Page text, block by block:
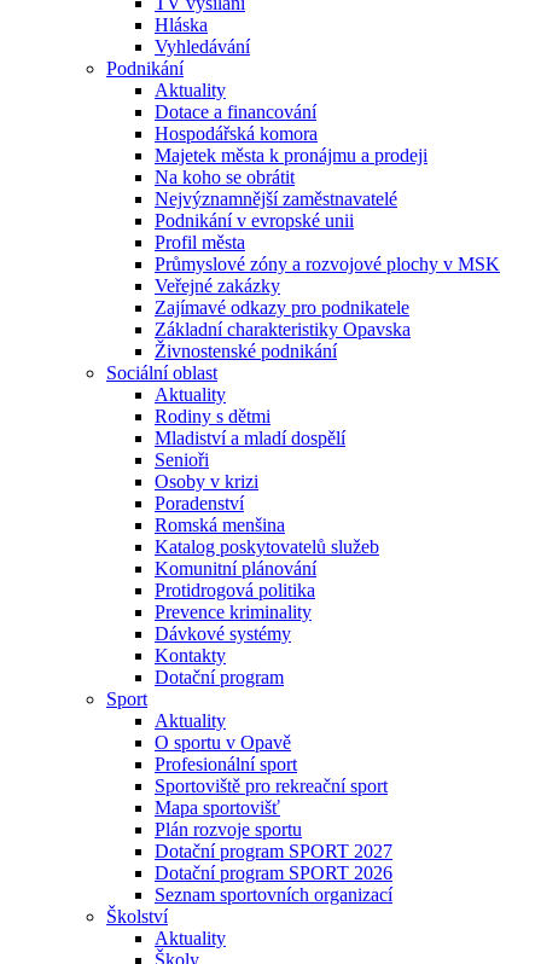
Hláska
Vyhledávání
Podnikání
Aktuality
Dotace a financování
Hospodářská komora
Majetek města k pronájmu a prodeji
Na koho se obrátit
Nejvýznamnější zaměstnavatelé
Podnikání v evropské unii
Profil města
Průmyslové zóny a rozvojové plochy v MSK
Veřejné zakázky
Zajímavé odkazy pro podnikatele
Základní charakteristiky Opavska
Živnostenské podnikání
Sociální oblast
Aktuality
Rodiny s dětmi
Mladiství a mladí dospělí
Senioři
Osoby v krizi
Poradenství
Romská menšina
Katalog poskytovatelů služeb
Komunitní plánování
Protidrogová politika
Prevence kriminality
Dávkové systémy
Kontakty
Dotační program
Sport
Aktuality
O sportu v Opavě
Profesionální sport
Sportoviště pro rekreační sport
Mapa sportovišť
Plán rozvoje sportu
Dotační program SPORT 2027
Dotační program SPORT 2026
Seznam sportovních organizací
Školství
Aktuality